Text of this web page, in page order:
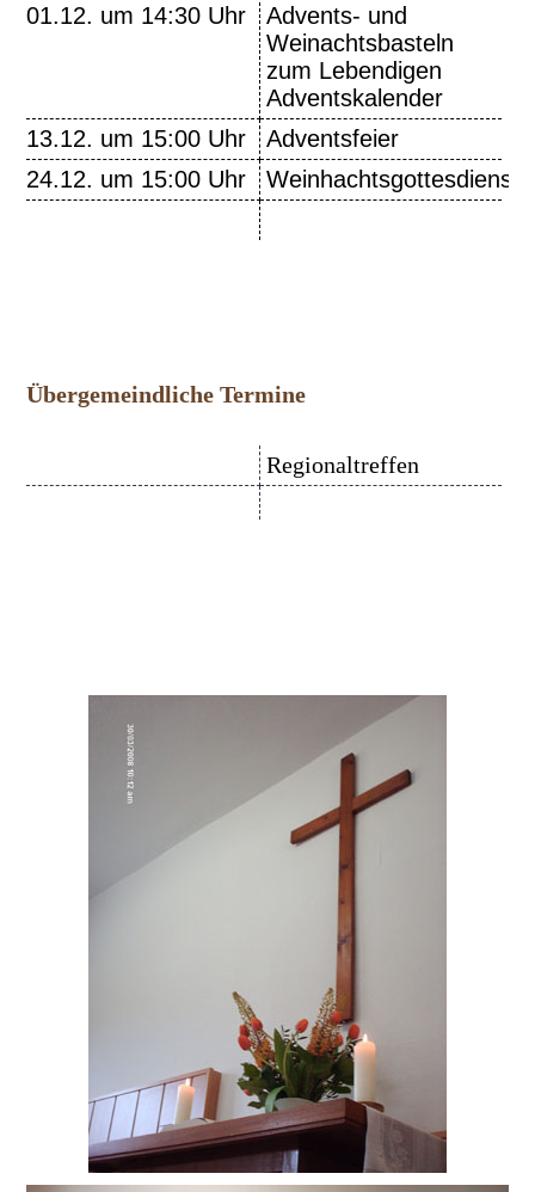
01.12. um 14:30 Uhr
Advents- und
Weinachtsbasteln
zum Lebendigen
Adventskalender
13.12. um 15:00 Uhr
Adventsfeier
24.12. um 15:00 Uhr
Weinhachtsgottesdienst
Übergemeindliche Termine
Regionaltreffen